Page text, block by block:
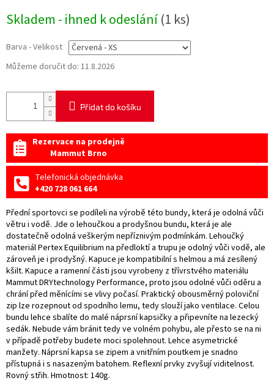
cena:
Skladem - ihned k odeslání(1 ks)
Barva - Velikost
Můžeme doručit do: 11.8.2026
Přidat do košíku
Rezervace na prodejně
Mammut Brno
Telefonická objednávka
+420 728 061 664
Přední sportovci se podíleli na výrobě této bundy, která je odolná vůči
větru i vodě. Jde o lehoučkou a prodyšnou bundu, která je ale
dostatečně odolná veškerým nepříznivým podmínkám. Lehoučký
materiál Pertex Equilibrium na předloktí a trupu je odolný vůči vodě, ale
zároveň je i prodyšný. Kapuce je kompatibilní s helmou a má zesílený
kšilt. Kapuce a ramenní části jsou vyrobeny z třívrstvého materiálu
Mammut DRYtechnology Performance, proto jsou odolné vůči oděru a
chrání před měnícími se vlivy počasí. Praktický obousměrný poloviční
zip lze rozepnout od spodního lemu, tedy slouží jako ventilace. Celou
bundu lehce sbalíte do malé náprsní kapsičky a připevníte na lezecký
sedák. Nebude vám bránit tedy ve volném pohybu, ale přesto se na ni
v případě potřeby budete moci spolehnout. Lehce asymetrické
manžety. Náprsní kapsa se zipem a vnitřním poutkem je snadno
přístupná i s nasazeným batohem. Reflexní prvky zvyšují viditelnost.
Rovný střih. Hmotnost: 140g.